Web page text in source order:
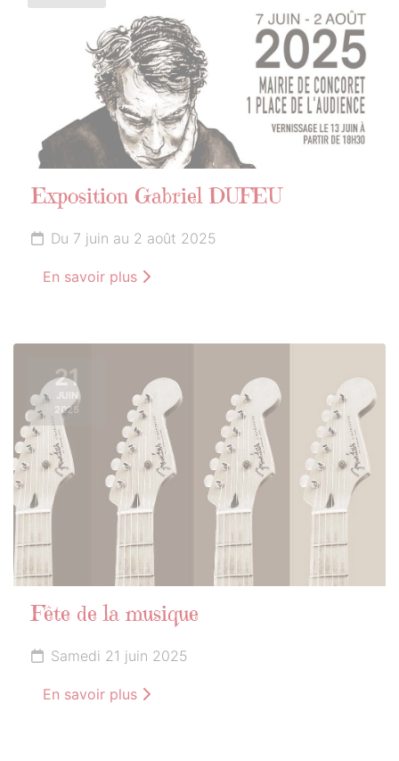
Exposition Gabriel DUFEU
Du 7 juin au 2 août 2025
En savoir plus
21
JUIN
2025
Fête de la musique
Samedi 21 juin 2025
En savoir plus